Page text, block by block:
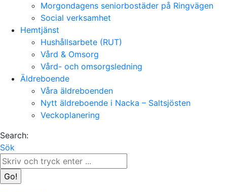
Morgondagens seniorbostäder på Ringvägen
Social verksamhet
Hemtjänst
Hushållsarbete (RUT)
Vård & Omsorg
Vård- och omsorgsledning
Äldreboende
Våra äldreboenden
Nytt äldreboende i Nacka – Saltsjösten
Veckoplanering
Search:
Sök